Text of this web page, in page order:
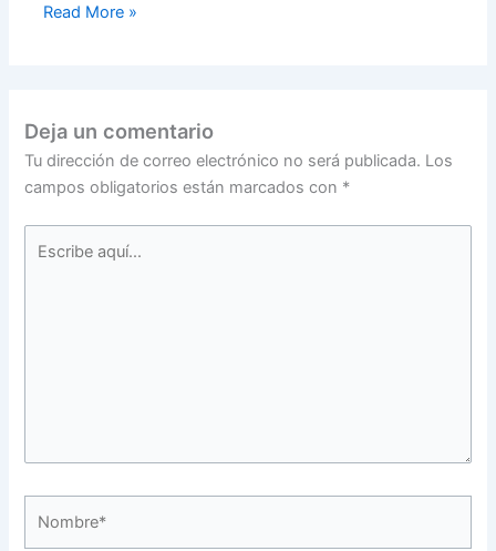
Read More »
Deja un comentario
Tu dirección de correo electrónico no será publicada. Los
campos obligatorios están marcados con *
aquí...